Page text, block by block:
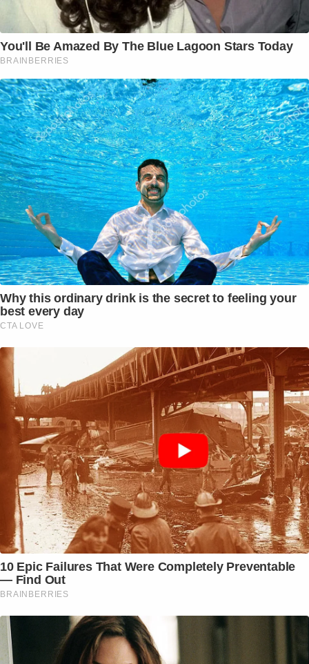
You'll Be Amazed By The Blue Lagoon Stars Today
BRAINBERRIES
Why this ordinary drink is the secret to feeling your
best every day
CTA LOVE
10 Epic Failures That Were Completely Preventable
— Find Out
BRAINBERRIES